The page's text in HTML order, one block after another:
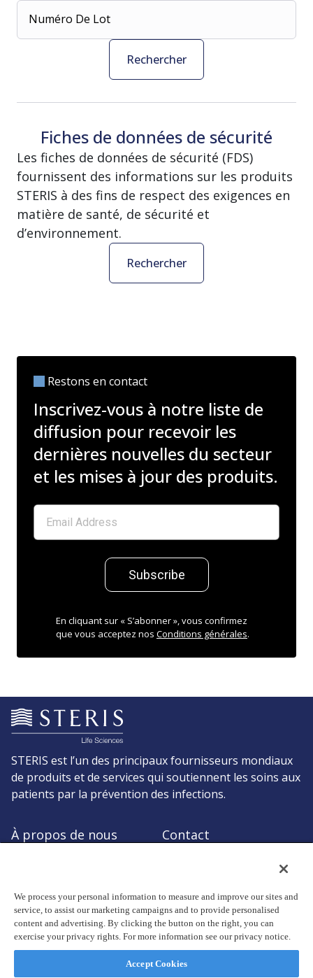
Numéro De Lot
Rechercher
Fiches de données de sécurité
Les fiches de données de sécurité (FDS)
fournissent des informations sur les produits
STERIS à des fins de respect des exigences en
matière de santé, de sécurité et
d’environnement.
Rechercher
Restons en contact
Inscrivez-vous à notre liste de
diffusion pour recevoir les
dernières nouvelles du secteur
et les mises à jour des produits.
Subscribe
En cliquant sur « S’abonner », vous confirmez
que vous acceptez nos Conditions générales.
STERIS est l’un des principaux fournisseurs mondiaux
de produits et de services qui soutiennent les soins aux
patients par la prévention des infections.
À propos de nous
Contact
© Copyright 2026, STERIS plc. Tous droits réservés.
Siège social: 70 Sir John Rogerson's Quay, Dublin 2 Ireland
We process your personal information to measure and improve our sites and
service, to assist our marketing campaigns and to provide personalised
content and advertising. By clicking the button on the right, you can
exercise your privacy rights. For more information see our privacy notice.
Accept Cookies